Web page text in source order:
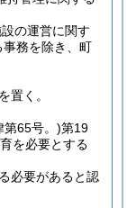
の運営に関す
務を除き、町
置く。
第65号。)第19
を必要とする
必要があると認